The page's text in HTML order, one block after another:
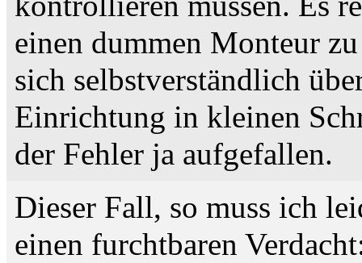
einen dummen Monteur
sich selbstverständlich
Einrichtung in kleinen
der Fehler ja aufgefallen.
Dieser Fall, so muss ich
einen furchtbaren